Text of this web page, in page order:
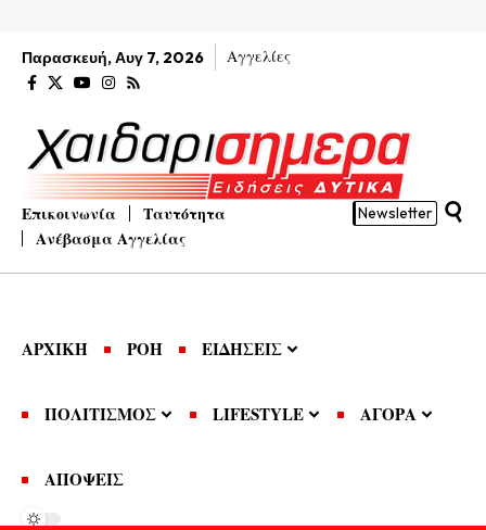
Παρασκευή, Αυγ 7, 2026 Αγγελίες
Επικοινωνία
Ταυτότητα
Ανέβασμα Αγγελίας
Newsletter
ΑΡΧΙΚΗ ΡΟΗ ΕΙΔΗΣΕΙΣ
ΠΟΛΙΤΙΣΜΟΣ LIFESTYLE ΑΓΟΡΑ
ΑΠΟΨΕΙΣ